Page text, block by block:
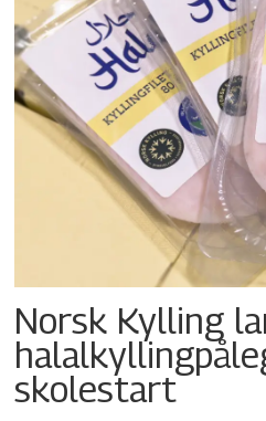
Norsk Kylling
skolestart